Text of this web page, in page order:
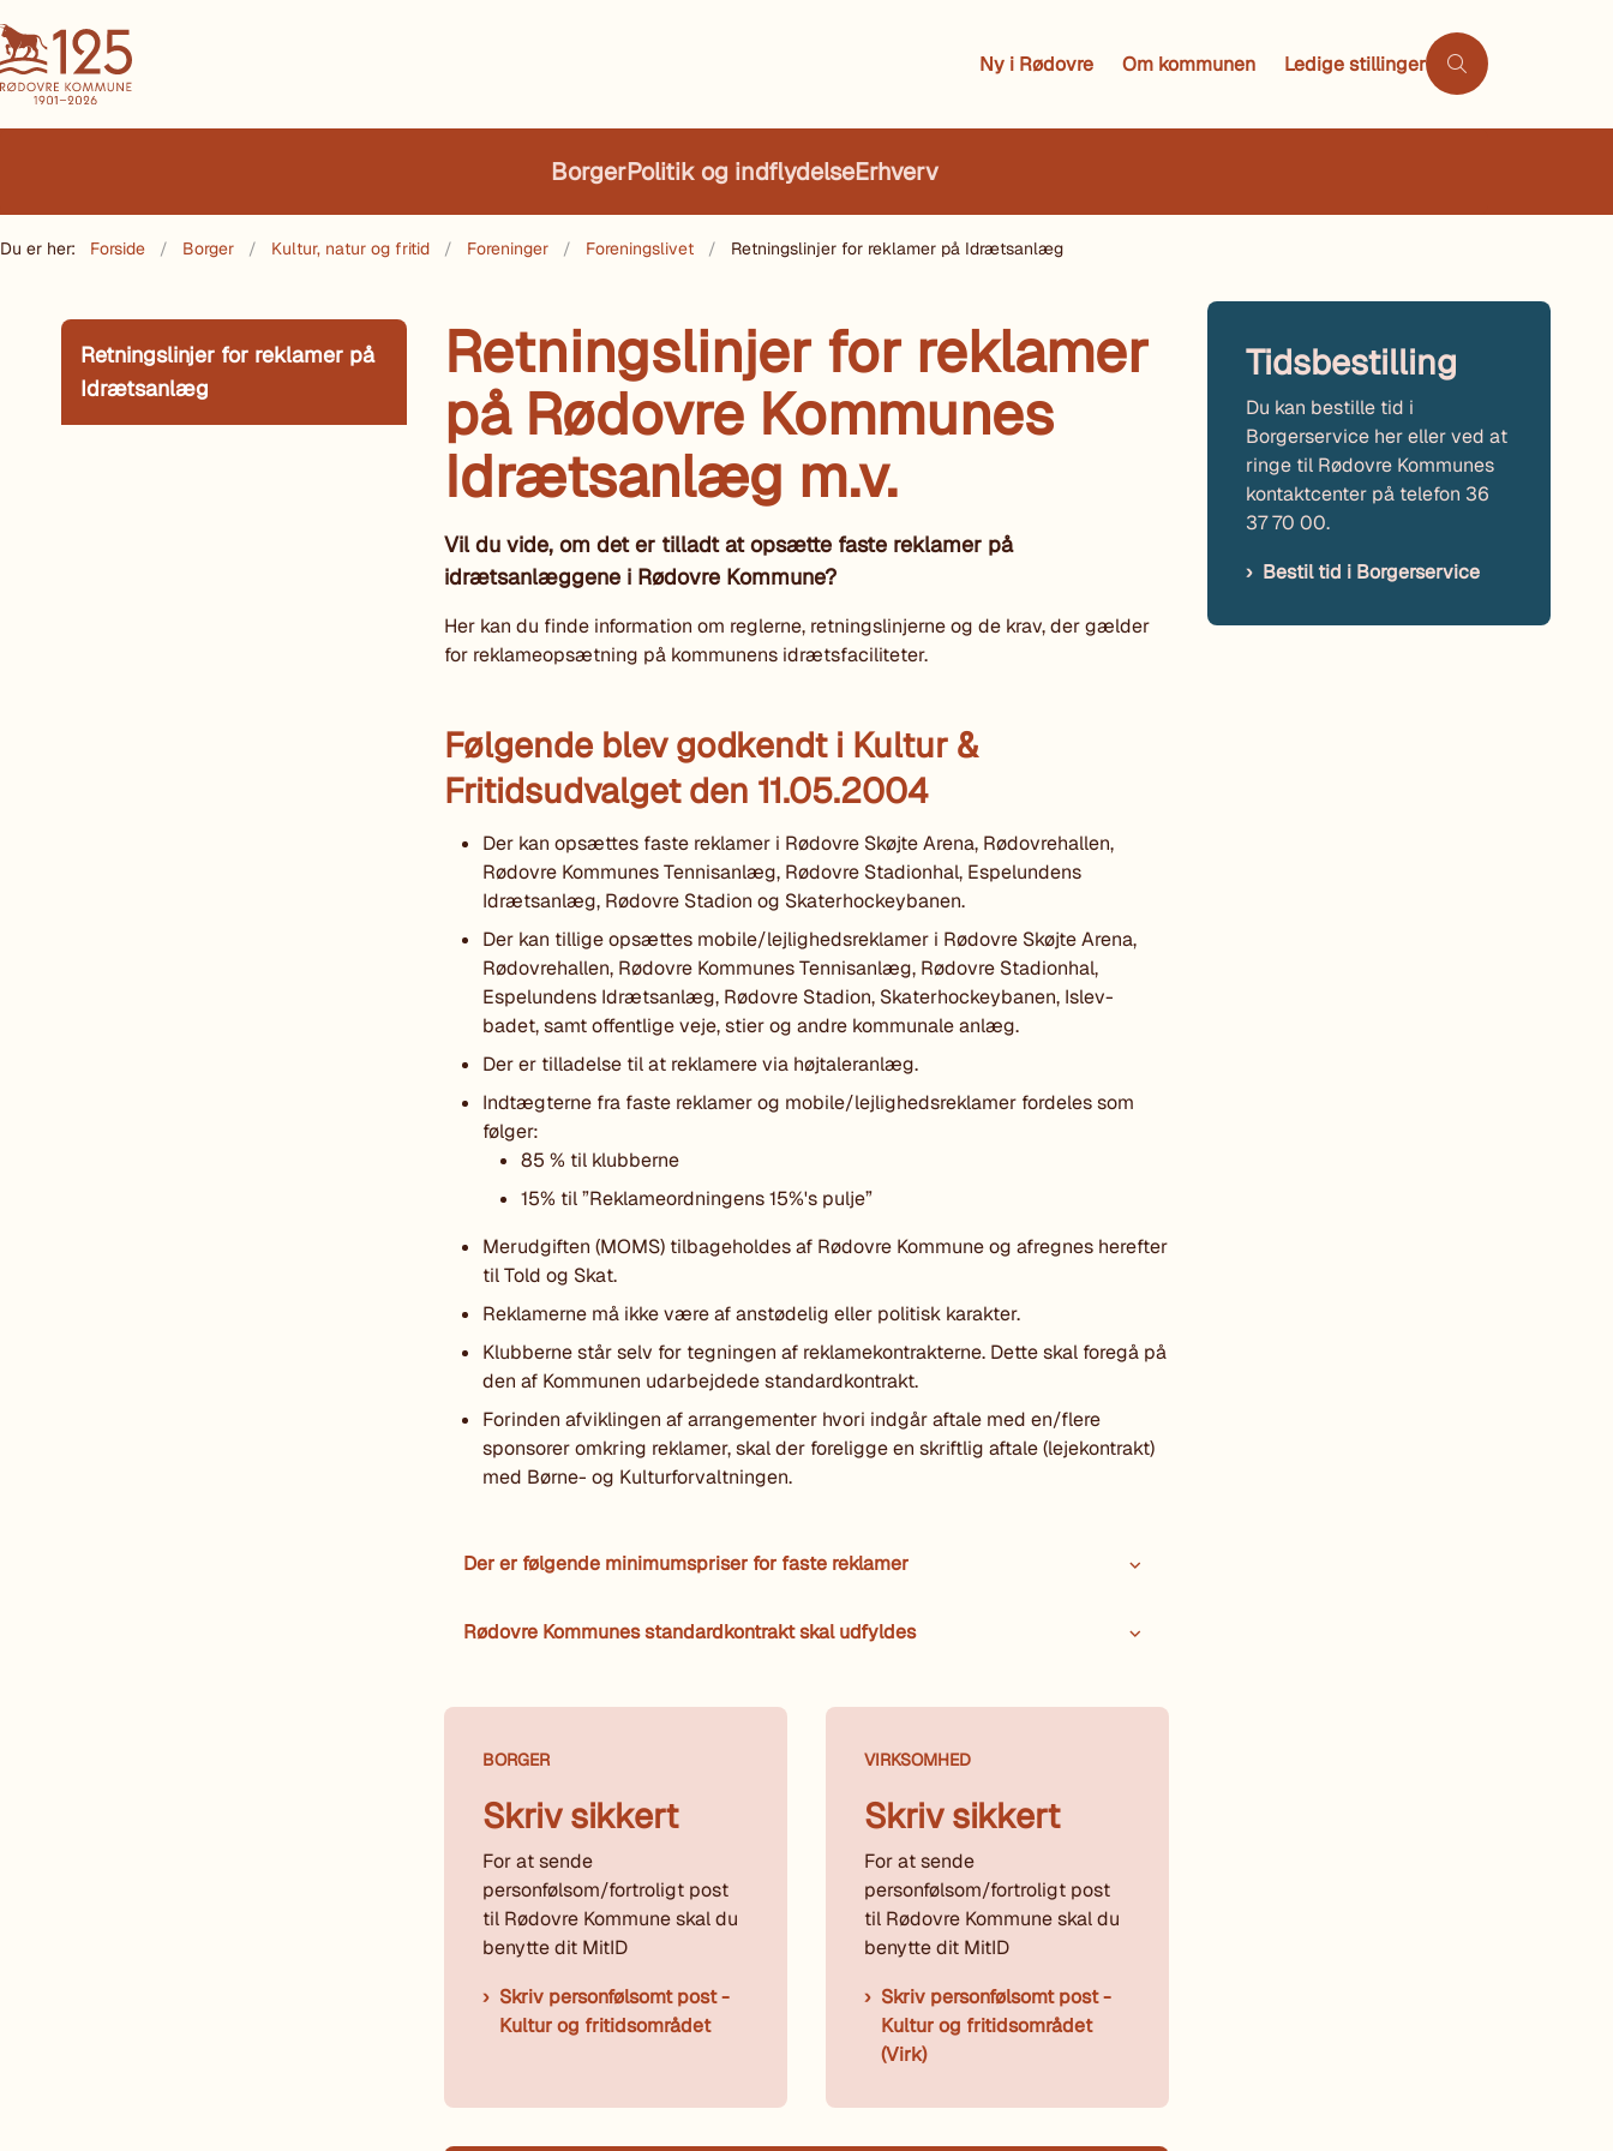
Ny i Rødovre Om kommunen Ledige stillinger
BorgerPolitik og indflydelseErhverv
Du er her: Forside Borger Kultur, natur og fritid Foreninger Foreningslivet Retningslinjer for reklamer på Idrætsanlæg
Retningslinjer for reklamer på
Idrætsanlæg
Retningslinjer for reklamer
på Rødovre Kommunes
Idrætsanlæg m.v.
Vil du vide, om det er tilladt at opsætte faste reklamer på
idrætsanlæggene i Rødovre Kommune?
Her kan du finde information om reglerne, retningslinjerne og de krav, der gælder
for reklameopsætning på kommunens idrætsfaciliteter.
Følgende blev godkendt i Kultur &
Fritidsudvalget den 11.05.2004
Der kan opsættes faste reklamer i Rødovre Skøjte Arena, Rødovrehallen,
Rødovre Kommunes Tennisanlæg, Rødovre Stadionhal, Espelundens
Idrætsanlæg, Rødovre Stadion og Skaterhockeybanen.
Der kan tillige opsættes mobile/lejlighedsreklamer i Rødovre Skøjte Arena,
Rødovrehallen, Rødovre Kommunes Tennisanlæg, Rødovre Stadionhal,
Espelundens Idrætsanlæg, Rødovre Stadion, Skaterhockeybanen, Islev-
badet, samt offentlige veje, stier og andre kommunale anlæg.
Der er tilladelse til at reklamere via højtaleranlæg.
Indtægterne fra faste reklamer og mobile/lejlighedsreklamer fordeles som
følger:
85 % til klubberne
15% til ”Reklameordningens 15%'s pulje”
Merudgiften (MOMS) tilbageholdes af Rødovre Kommune og afregnes herefter
til Told og Skat.
Reklamerne må ikke være af anstødelig eller politisk karakter.
Klubberne står selv for tegningen af reklamekontrakterne. Dette skal foregå på
den af Kommunen udarbejdede standardkontrakt.
Forinden afviklingen af arrangementer hvori indgår aftale med en/flere
sponsorer omkring reklamer, skal der foreligge en skriftlig aftale (lejekontrakt)
med Børne- og Kulturforvaltningen.
Der er følgende minimumspriser for faste reklamer
Rødovre Kommunes standardkontrakt skal udfyldes
BORGER
Skriv sikkert
For at sende
personfølsom/fortroligt post
til Rødovre Kommune skal du
benytte dit MitID
Skriv personfølsomt post -
Kultur og fritidsområdet
VIRKSOMHED
Skriv sikkert
For at sende
personfølsom/fortroligt post
til Rødovre Kommune skal du
benytte dit MitID
Skriv personfølsomt post -
Kultur og fritidsområdet
(Virk)
Tidsbestilling
Du kan bestille tid i
Borgerservice her eller ved at
ringe til Rødovre Kommunes
kontaktcenter på telefon 36
37 70 00.
Bestil tid i Borgerservice